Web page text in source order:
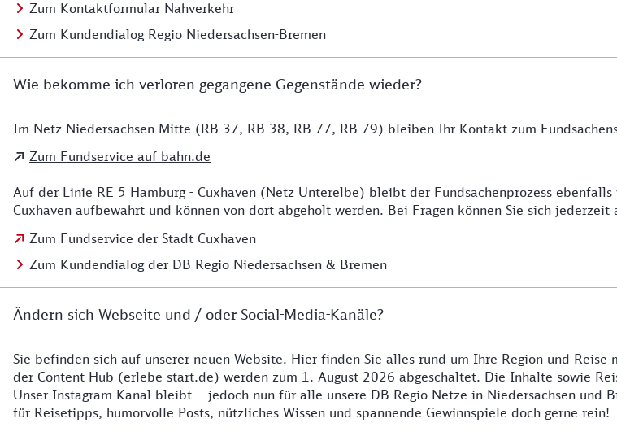
Zum Kontaktformular Nahverkehr
Zum Kundendialog Regio Niedersachsen-Bremen
Wie bekomme ich verloren gegangene Gegenstände wieder?
Details zu Kontakt
Im Netz Niedersachsen Mitte (RB 37, RB 38, RB 77, RB 79) bleiben Ihr Kontakt zum
Zum Fundservice auf bahn.de
Auf der Linie RE 5 Hamburg - Cuxhaven (Netz Unterelbe) bleibt der Fundsachenprozess
Cuxhaven aufbewahrt und können von dort abgeholt werden. Bei Fragen können Sie sich jederzeit
Zum Fundservice der Stadt Cuxhaven
Zum Kundendialog der DB Regio Niedersachsen & Bremen
Ändern sich Webseite und / oder Social-Media-Kanäle?
Details zur Website
Sie befinden sich auf unserer neuen Website. Hier finden Sie alles rund um Ihre Region und
der Content-Hub (erlebe-start.de) werden zum 1. August 2026 abgeschaltet. Die Inhalte sowie
Unser Instagram-Kanal bleibt – jedoch nun für alle unsere DB Regio Netze in Niedersachsen und
für Reisetipps, humorvolle Posts, nützliches Wissen und spannende Gewinnspiele doch gerne rein!